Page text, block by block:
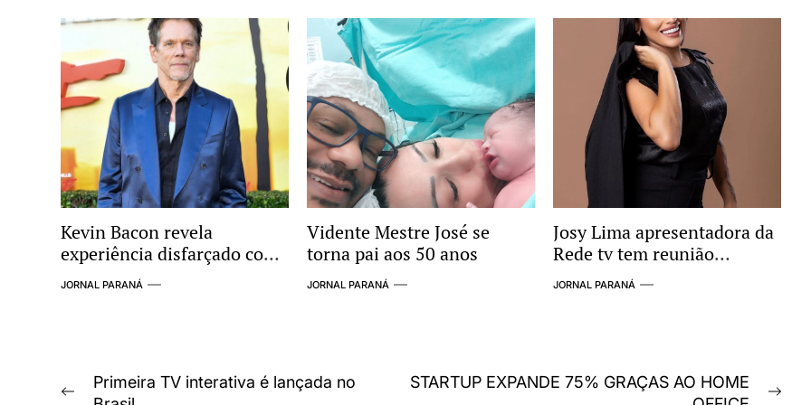
Kevin Bacon revela
experiência disfarçado como
anônimo: “Isso é uma
JORNAL PARANÁ
Vidente Mestre José se
torna pai aos 50 anos
JORNAL PARANÁ
Josy Lima apresentadora da
Rede tv tem reunião
importante
JORNAL PARANÁ
Navegação
Primeira TV interativa é lançada no
STARTUP EXPANDE 75% GRAÇAS AO HOME